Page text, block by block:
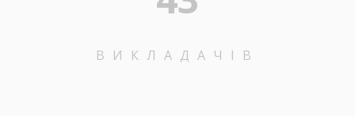
ВИКЛАДАЧІВ